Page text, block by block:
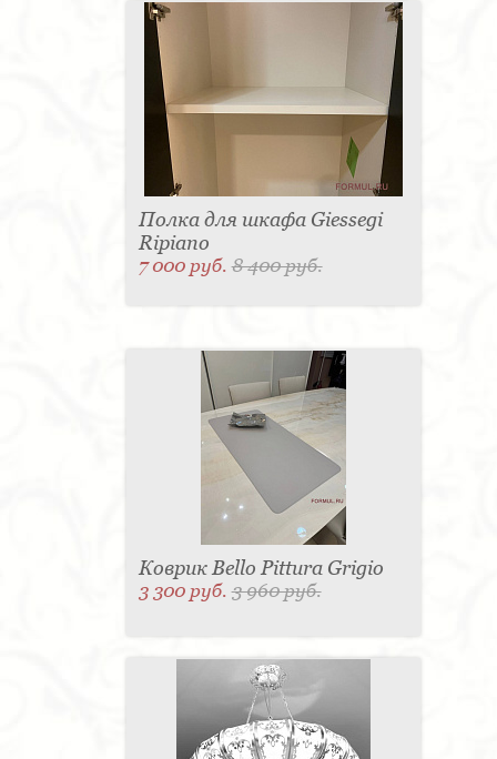
Полка для шкафа Giessegi
Ripiano
7 000 руб.8 400 руб.
Коврик Bello Pittura Grigio
3 300 руб.3 960 руб.